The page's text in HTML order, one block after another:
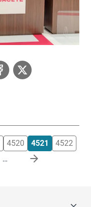
4520 4521
4522
…